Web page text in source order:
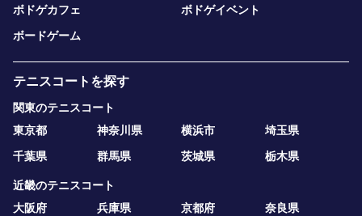
ボドゲカフェ
ボドゲイベント
ボードゲーム
テニスコートを探す
関東のテニスコート
東京都
神奈川県 横浜市
埼玉県
千葉県
群馬県 茨城県 栃木県
近畿のテニスコート
大阪府
兵庫県 京都府
奈良県